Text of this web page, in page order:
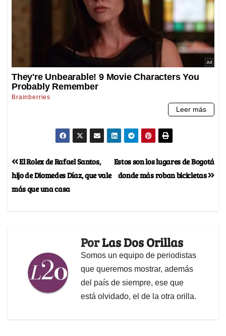
Estos son los lugares de Bogotá
donde más roban bicicletas
El Rolex de Rafael Santos,
hijo de Diomedes Díaz, que vale
más que una casa
PorLas Dos Orillas
Somos un equipo de periodistas
que queremos mostrar, además
del país de siempre, ese que
está olvidado, el de la otra orilla.